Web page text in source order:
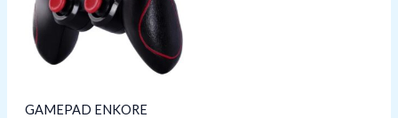
GAMEPAD ENKORE